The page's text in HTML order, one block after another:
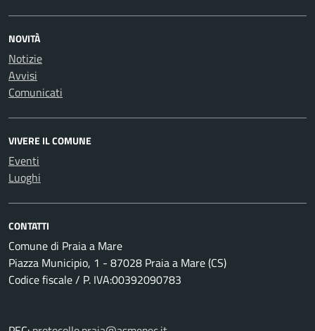
NOVITÀ
Notizie
Avvisi
Comunicati
VIVERE IL COMUNE
Eventi
Luoghi
CONTATTI
Comune di Praia a Mare
Piazza Municipio, 1 - 87028 Praia a Mare (CS)
Codice fiscale / P. IVA:00392090783